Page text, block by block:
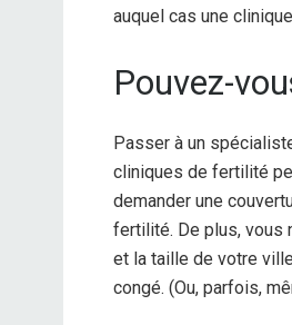
auquel cas une
Pouvez-
Passer à un
cliniques de fertilité
demander une
fertilité. De plus, vous
et la taille de votre
congé. (Ou, parfois,